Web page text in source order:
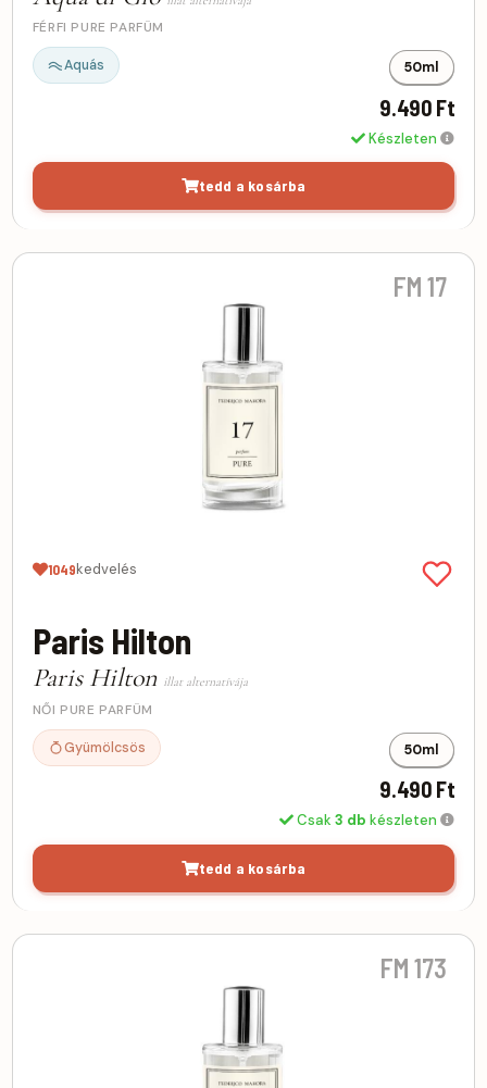
FÉRFI PURE PARFÜM
Aquás 50ml
9.490 Ft
Készleten
tedd a kosárba
FM 17
1049kedvelés
Paris Hilton
Paris Hilton illat alternatívája
NŐI PURE PARFÜM
Gyümölcsös 50ml
9.490 Ft
Csak3 db készleten
tedd a kosárba
FM 173